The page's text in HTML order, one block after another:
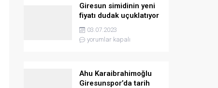
Giresun simidinin yeni
fiyatı dudak uçuklatıyor
03.07.2023
yorumlar kapalı
Ahu Karaibrahimoğlu
Giresunspor’da tarih